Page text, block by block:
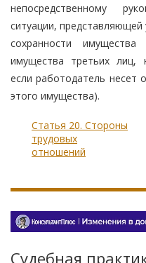
непосредственному
ситуации,
сохранности
имущества третьих лиц,
если работодатель несет
этого имущества).
Статья 20. Стороны
трудовых
отношений
Судебная